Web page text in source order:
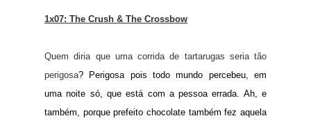
1x07: The Crush & The Crossbow
Quem diria que uma corrida de tartarugas seria tão
perigosa? Perigosa pois todo mundo percebeu, em
uma noite só, que está com a pessoa errada. Ah, e
também, porque prefeito chocolate também fez aquela